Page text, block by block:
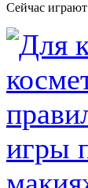
Сейчас играют